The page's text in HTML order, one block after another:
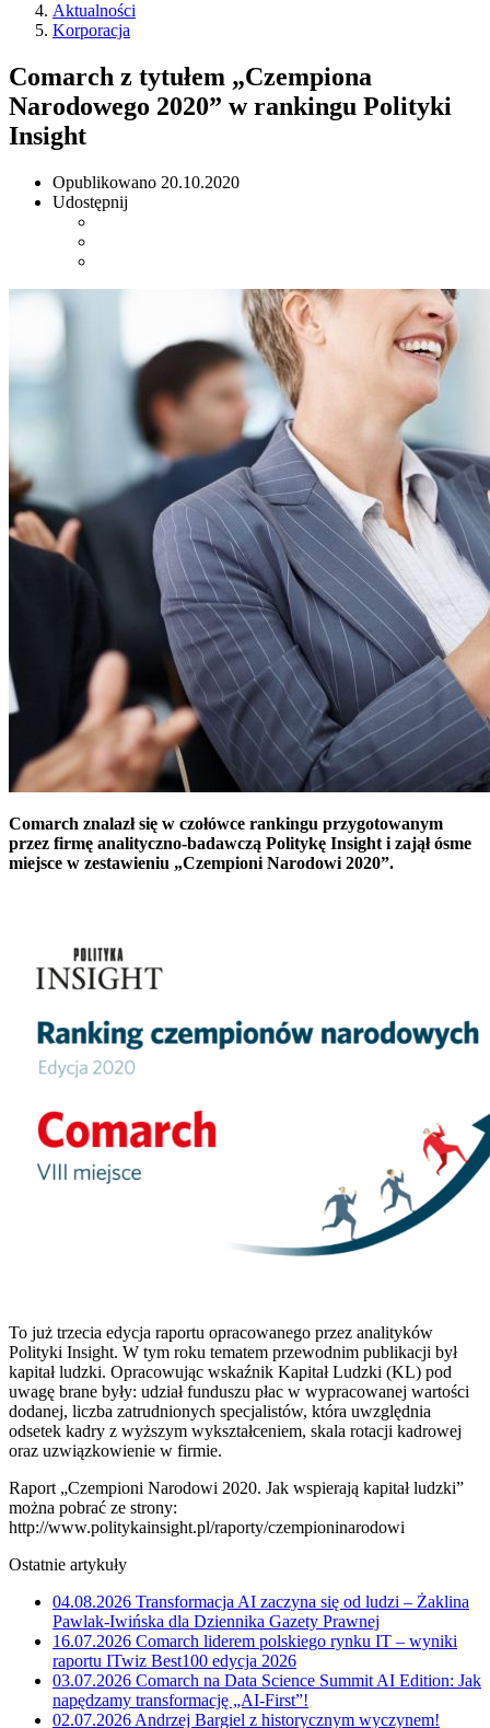
Aktualności
Korporacja
Comarch z tytułem „Czempiona
Narodowego 2020” w rankingu Polityki
Insight
Opublikowano 20.10.2020
Udostępnij
Comarch znalazł się w czołówce rankingu przygotowanym
przez firmę analityczno-badawczą Politykę Insight i zajął ósme
miejsce w zestawieniu „Czempioni Narodowi 2020”.
To już trzecia edycja raportu opracowanego przez analityków
Polityki Insight. W tym roku tematem przewodnim publikacji był
kapitał ludzki. Opracowując wskaźnik Kapitał Ludzki (KL) pod
uwagę brane były: udział funduszu płac w wypracowanej wartości
dodanej, liczba zatrudnionych specjalistów, która uwzględnia
odsetek kadry z wyższym wykształceniem, skala rotacji kadrowej
oraz uzwiązkowienie w firmie.
Raport „Czempioni Narodowi 2020. Jak wspierają kapitał ludzki”
można pobrać ze strony:
http://www.politykainsight.pl/raporty/czempioninarodowi
Ostatnie artykuły
04.08.2026 Transformacja AI zaczyna się od ludzi – Żaklina
Pawlak-Iwińska dla Dziennika Gazety Prawnej
16.07.2026 Comarch liderem polskiego rynku IT – wyniki
raportu ITwiz Best100 edycja 2026
03.07.2026 Comarch na Data Science Summit AI Edition: Jak
napędzamy transformację „AI-First”!
02.07.2026 Andrzej Bargiel z historycznym wyczynem!